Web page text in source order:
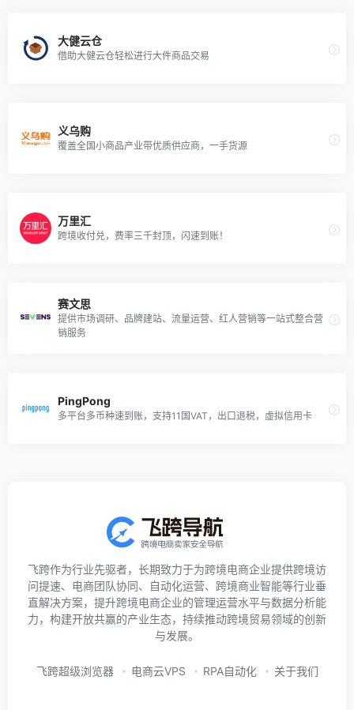
大健云仓
借助大健云仓轻松进行大件商品交易
义乌购
覆盖全国小商品产业带优质供应商，一手货源
万里汇
跨境收付兑，费率三千封顶，闪速到账！
赛文思
提供市场调研、品牌建站、流量运营、红人营销等一站式整合营
销服务
PingPong
多平台多币种速到账，支持11国VAT，出口退税，虚拟信用卡
飞跨作为行业先驱者，长期致力于为跨境电商企业提供跨境访
问提速、电商团队协同、自动化运营、跨境商业智能等行业垂
直解决方案，提升跨境电商企业的管理运营水平与数据分析能
力，构建开放共赢的产业生态，持续推动跨境贸易领域的创新
与发展。
飞跨超级浏览器 电商云VPS RPA自动化 关于我们